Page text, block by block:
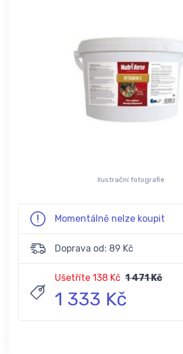
Ilustrační fotografie
Momentálně nelze koupit
Doprava od: 89 Kč
Ušetříte 138 Kč 1 471 Kč
1 333 Kč